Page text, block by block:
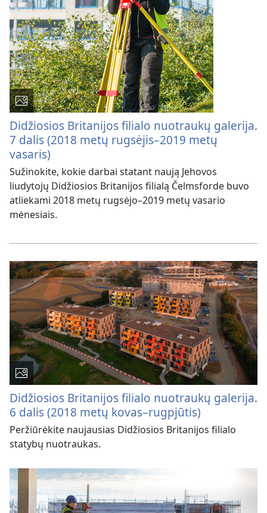
Didžiosios Britanijos filialo nuotraukų galerija.
7 dalis (2018 metų rugsėjis–2019 metų
vasaris)
Sužinokite, kokie darbai statant naują Jehovos
liudytojų Didžiosios Britanijos filialą Čelmsforde buvo
atliekami 2018 metų rugsėjo–2019 metų vasario
mėnesiais.
Didžiosios Britanijos filialo nuotraukų galerija.
6 dalis (2018 metų kovas–rugpjūtis)
Peržiūrėkite naujausias Didžiosios Britanijos filialo
statybų nuotraukas.